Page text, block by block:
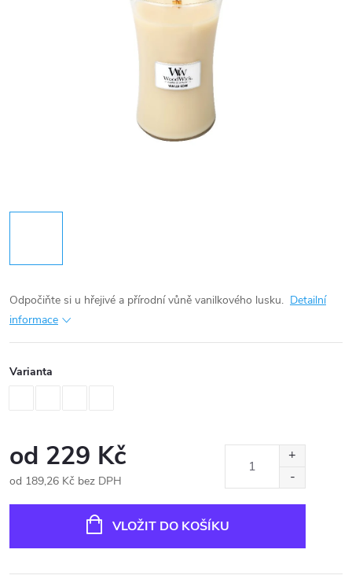
Odpočiňte si u hřejivé a přírodní vůně vanilkového lusku. Detailní
informace
Varianta
od 229 Kč
od 189,26 Kč bez DPH
VLOŽIT DO KOŠÍKU